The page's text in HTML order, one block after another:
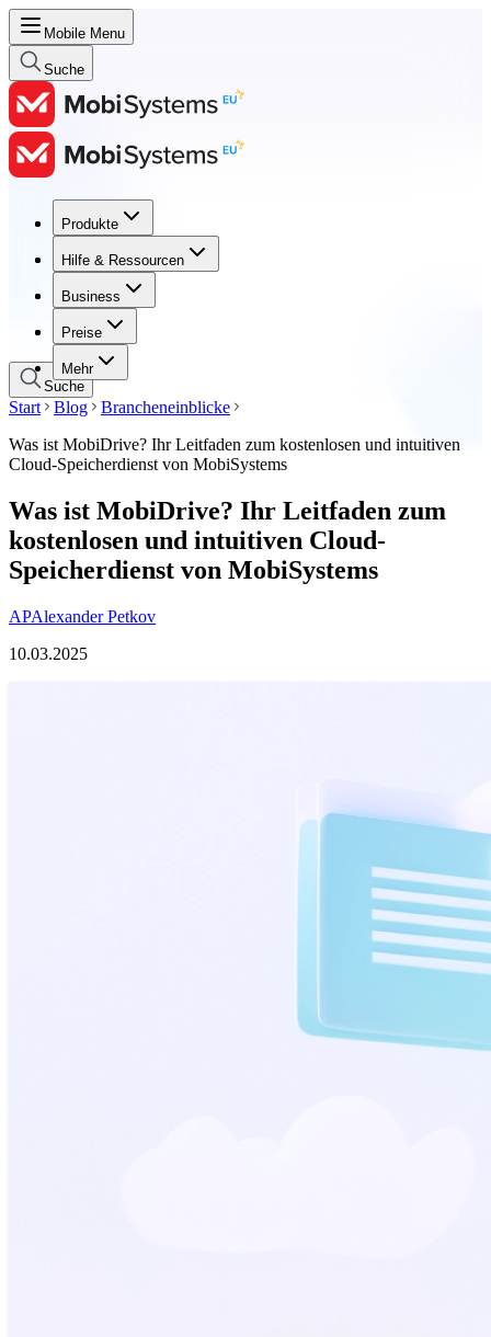
Mobile Menu
Suche
Produkte
Hilfe & Ressourcen
Business
Preise
Mehr
Produkte
Hilfe & Ressourcen
Business
Preise
Suche
Start Blog
Brancheneinblicke
Was ist MobiDrive? Ihr Leitfaden zum kostenlosen und intuitiven
Cloud-Speicherdienst von MobiSystems
Was ist MobiDrive? Ihr Leitfaden zum
kostenlosen und intuitiven Cloud-
Speicherdienst von MobiSystems
APAlexander Petkov
10.03.2025